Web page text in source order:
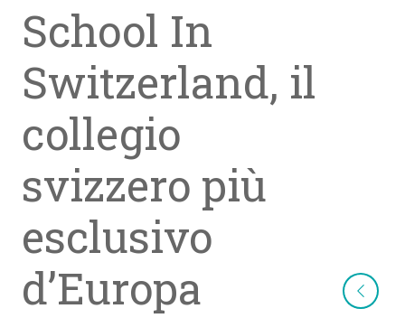
School In
Switzerland, il
collegio
svizzero più
esclusivo
d’Europa